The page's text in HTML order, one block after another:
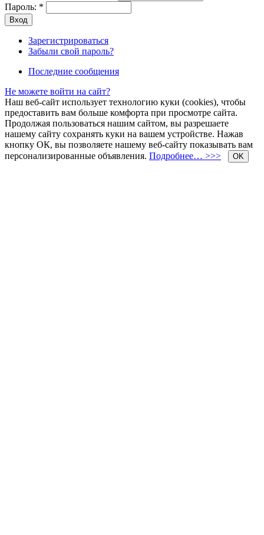
Пароль: *
Зарегистрироваться
Забыли свой пароль?
Последние сообщения
Не можете войти на сайт?
Наш веб-сайт использует технологию куки (cookies), чтобы
предоставить вам больше комфорта при просмотре сайта.
Продолжая пользоваться нашим сайтом, вы разрешаете
нашему сайту сохранять куки на вашем устройстве. Нажав
кнопку ОК, вы позволяете нашему веб-сайту показывать вам
персонализированные объявления. Подробнее… >>> OK